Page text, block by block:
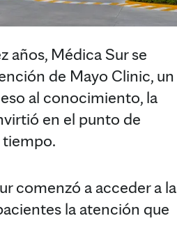
años, Médica Sur se
de Mayo Clinic, un
al conocimiento, la
en el punto de
tiempo.
comenzó a acceder a la
la atención que